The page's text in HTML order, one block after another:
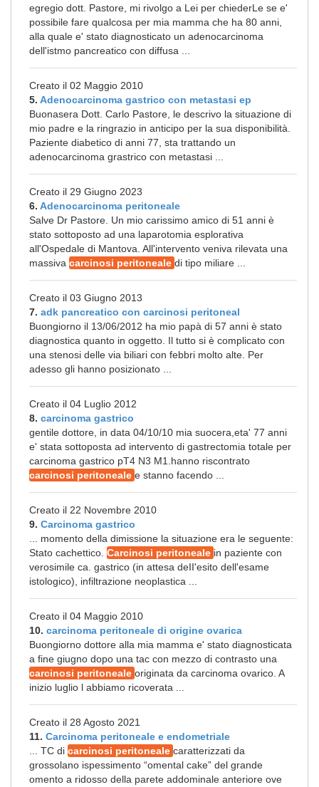
egregio dott. Pastore, mi rivolgo a Lei per chiederLe se e'
possibile fare qualcosa per mia mamma che ha 80 anni,
alla quale e' stato diagnosticato un adenocarcinoma
dell'istmo pancreatico con diffusa ...
Creato il 02 Maggio 2010
5. Adenocarcinoma gastrico con metastasi ep
Buonasera Dott. Carlo Pastore, le descrivo la situazione di
mio padre e la ringrazio in anticipo per la sua disponibilità.
Paziente diabetico di anni 77, sta trattando un
adenocarcinoma grastrico con metastasi ...
Creato il 29 Giugno 2023
6. Adenocarcinoma peritoneale
Salve Dr Pastore. Un mio carissimo amico di 51 anni è
stato sottoposto ad una laparotomia esplorativa
all'Ospedale di Mantova. All'intervento veniva rilevata una
massiva carcinosi peritoneale di tipo miliare ...
Creato il 03 Giugno 2013
7. adk pancreatico con carcinosi peritoneal
Buongiorno il 13/06/2012 ha mio papà di 57 anni è stato
diagnostica quanto in oggetto. Il tutto si è complicato con
una stenosi delle via biliari con febbri molto alte. Per
adesso gli hanno posizionato ...
Creato il 04 Luglio 2012
8. carcinoma gastrico
gentile dottore, in data 04/10/10 mia suocera,eta' 77 anni
e' stata sottoposta ad intervento di gastrectomia totale per
carcinoma gastrico pT4 N3 M1.hanno riscontrato
carcinosi peritoneale e stanno facendo ...
Creato il 22 Novembre 2010
9. Carcinoma gastrico
... momento della dimissione la situazione era le seguente:
Stato cachettico. Carcinosi peritoneale in paziente con
verosimile ca. gastrico (in attesa deII'esito dell'esame
istologico), infiltrazione neoplastica ...
Creato il 04 Maggio 2010
10. carcinoma peritoneale di origine ovarica
Buongiorno dottore alla mia mamma e' stato diagnosticata
a fine giugno dopo una tac con mezzo di contrasto una
carcinosi peritoneale originata da carcinoma ovarico. A
inizio luglio l abbiamo ricoverata ...
Creato il 28 Agosto 2021
11. Carcinoma peritoneale e endometriale
... TC di carcinosi peritoneale caratterizzati da
grossolano ispessimento “omental cake” del grande
omento a ridosso della parete addominale anteriore ove